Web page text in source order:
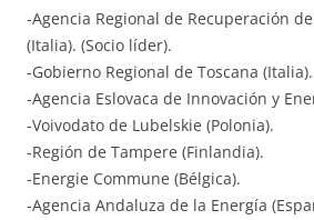
-Agencia Regional de Recuperación de
(Italia). (Socio líder).
-Gobierno Regional de Toscana (Italia).
-Agencia Eslovaca de Innovación y
-Voivodato de Lubelskie (Polonia).
-Región de Tampere (Finlandia).
-Energie Commune (Bélgica).
-Agencia Andaluza de la Energía